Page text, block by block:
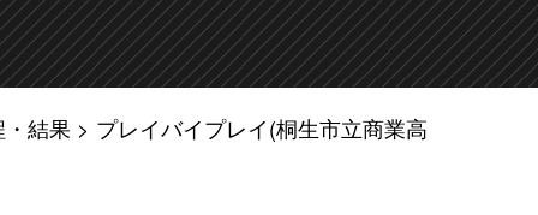
・結果
プレイバイプレイ(桐生市立商業高